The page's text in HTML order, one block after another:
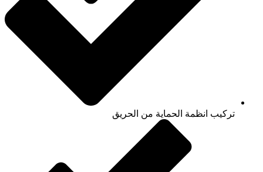
تركيب انظمة الحماية من الحريق